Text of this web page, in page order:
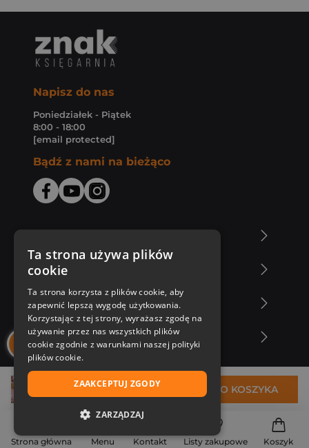
Strona główna Menu Kontakt Listy zakupowe Koszyk
32,89 zł DO KOSZYKA
Napisz do nas
Poniedziałek - Piątek
8:00 - 18:00
[email protected]
Bądź z nami na bieżąco
Zakupy u nas
Nasza oferta
Nasi autorzy
Ta strona używa plików
cookie
Ta strona korzysta z plików cookie, aby
zapewnić lepszą wygodę użytkowania.
Korzystając z tej strony, wyrażasz zgodę na
używanie przez nas wszystkich plików
cookie zgodnie z warunkami naszej polityki
plików cookie.
ZAAKCEPTUJ ZGODY
ZARZĄDZAJ
NIEZBĘDNE